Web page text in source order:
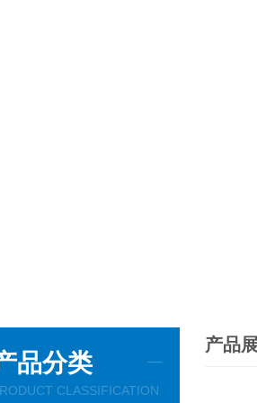
品分类
CLASSIFICATION
产品